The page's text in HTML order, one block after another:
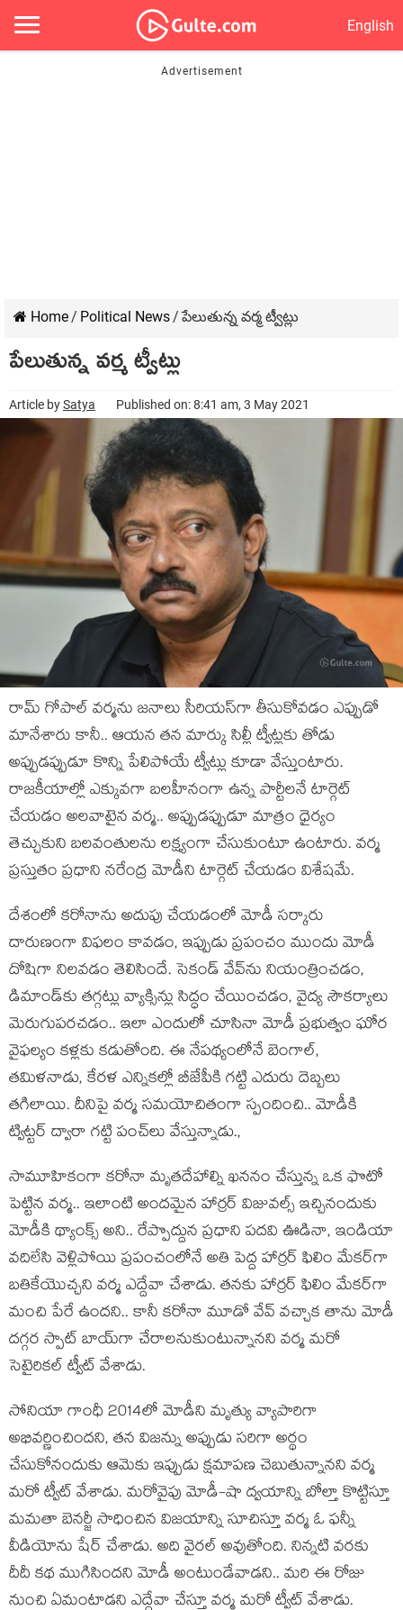
English
Home/ Political News/ పేలుతున్న వర్మ ట్వీట్లు
పేలుతున్న వర్మ ట్వీట్లు
Article bySatya Published on: 8:41 am, 3 May 2021
రామ్ గోపాల్ వర్మను జనాలు సీరియస్‌గా తీసుకోవడం ఎప్పుడో
మానేశారు కానీ.. ఆయన తన మార్కు సిల్లీ ట్వీట్లకు తోడు
అప్పుడప్పుడూ కొన్ని పేలిపోయే ట్వీట్లు కూడా వేస్తుంటారు.
రాజకీయాల్లో ఎక్కువగా బలహీనంగా ఉన్న పార్టీలనే టార్గెట్
చేయడం అలవాటైన వర్మ.. అప్పుడప్పుడూ మాత్రం ధైర్యం
తెచ్చుకుని బలవంతులను లక్ష్యంగా చేసుకుంటూ ఉంటారు. వర్మ
ప్రస్తుతం ప్రధాని నరేంద్ర మోడీని టార్గెట్ చేయడం విశేషమే.
దేశంలో కరోనాను అదుపు చేయడంలో మోడీ సర్కారు
దారుణంగా విఫలం కావడం, ఇప్పుడు ప్రపంచం ముందు మోడీ
దోషిగా నిలవడం తెలిసిందే. సెకండ్ వేవ్‌ను నియంత్రించడం,
డిమాండ్‌కు తగ్గట్లు వ్యాక్సిన్లు సిద్ధం చేయించడం, వైద్య సౌకర్యాలు
మెరుగుపరచడం.. ఇలా ఎందులో చూసినా మోడీ ప్రభుత్వం ఘోర
వైఫల్యం కళ్లకు కడుతోంది. ఈ నేపథ్యంలోనే బెంగాల్,
తమిళనాడు, కేరళ ఎన్నికల్లో బీజేపీకి గట్టి ఎదురు దెబ్బలు
తగిలాయి. దీనిపై వర్మ సమయోచితంగా స్పందించి.. మోడీకి
ట్విట్టర్ ద్వారా గట్టి పంచ్‌లు వేస్తున్నాడు.,
సామూహికంగా కరోనా మృతదేహాల్ని ఖననం చేస్తున్న ఒక ఫొటో
పెట్టిన వర్మ.. ఇలాంటి అందమైన హార్రర్ విజువల్స్ ఇచ్చినందుకు
మోడీకి థ్యాంక్స్ అని.. రేప్పొద్దున ప్రధాని పదవి ఊడినా, ఇండియా
వదిలేసి వెళ్లిపోయి ప్రపంచంలోనే అతి పెద్ద హార్రర్ ఫిలిం మేకర్‌గా
బతికేయొచ్చని వర్మ ఎద్దేవా చేశాడు. తనకు హార్రర్ ఫిలిం మేకర్‌గా
మంచి పేరే ఉందని.. కానీ కరోనా మూడో వేవ్ వచ్చాక తాను మోడీ
దగ్గర స్పాట్ బాయ్‌గా చేరాలనుకుంటున్నానని వర్మ మరో
సెటైరికల్ ట్వీట్ వేశాడు.
సోనియా గాంధీ 2014లో మోడీని మృత్యు వ్యాపారిగా
అభివర్ణించిందని, తన విజన్ను‌ అప్పుడు సరిగా అర్థం
చేసుకోనందుకు ఆమెకు ఇప్పుడు క్షమాపణ చెబుతున్నానని వర్మ
మరో ట్వీట్ వేశాడు. మరోవైపు మోడీ-షా ద్వయాన్ని బోల్తా కొట్టిస్తూ
మమతా బెనర్జీ సాధించిన విజయాన్ని సూచిస్తూ వర్మ ఓ ఫన్నీ
వీడియోను షేర్ చేశాడు. అది వైరల్ అవుతోంది. నిన్నటి వరకు
దీదీ కథ ముగిసిందని మోడీ అంటుండేవాడని.. మరి ఈ రోజు
నుంచి ఏమంటాడని ఎద్దేవా చేస్తూ వర్మ మరో ట్వీట్ వేశాడు.